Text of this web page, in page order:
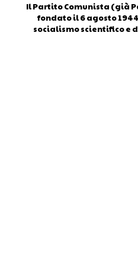
Il Partito Comunista (già
fondato il 6 agosto
socialismo scientifico